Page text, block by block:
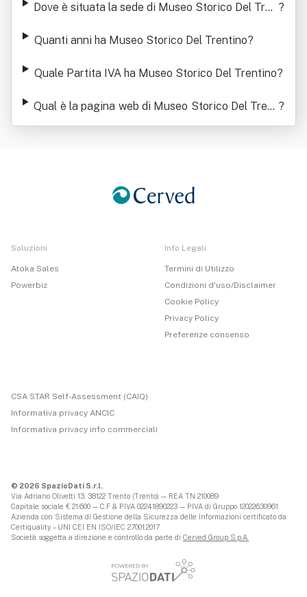
Dove è situata la sede di Museo Storico Del Tren ?
Quanti anni ha Museo Storico Del Trentino?
Quale Partita IVA ha Museo Storico Del Trentino?
Qual è la pagina web di Museo Storico Del Trent
ino
?
Soluzioni
Atoka Sales
Powerbiz
Info Legali
Termini di Utilizzo
Condizioni d'uso/Disclaimer
Cookie Policy
Privacy Policy
Preferenze consenso
CSA STAR Self-Assessment (CAIQ)
Informativa privacy ANCIC
Informativa privacy info commerciali
© 2026 SpazioDati S.r.l.
Via Adriano Olivetti 13, 38122 Trento (Trento) — REA TN 210089
Capitale sociale € 21.600 — C.F & P.IVA 02241890223 — P.IVA di Gruppo 12022630961
Azienda con Sistema di Gestione della Sicurezza delle Informazioni certificato da
Certiquality – UNI CEI EN ISO/IEC 27001:2017
Società soggetta a direzione e controllo da parte di Cerved Group S.p.A.